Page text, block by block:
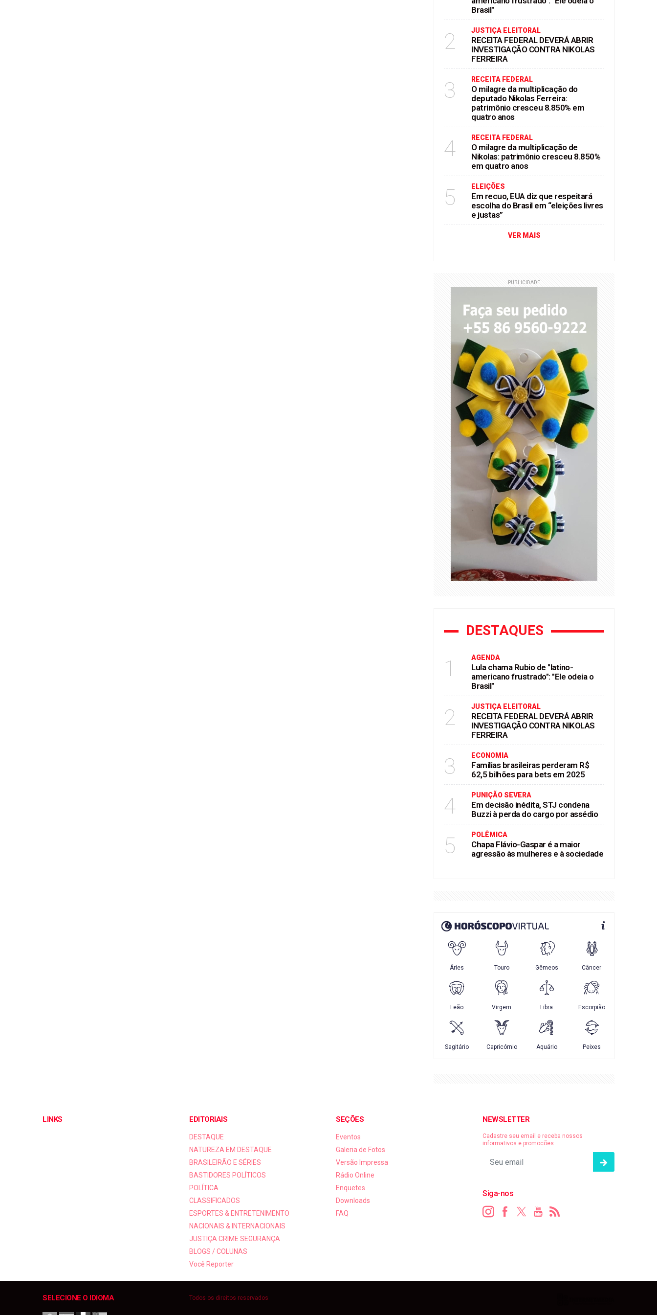
Brasil"
2 JUSTIÇA ELEITORAL
RECEITA FEDERAL DEVERÁ ABRIR
INVESTIGAÇÃO CONTRA NIKOLAS
FERREIRA
3 RECEITA FEDERAL
O milagre da multiplicação do
deputado Nikolas Ferreira:
patrimônio cresceu 8.850% em
quatro anos
4 RECEITA FEDERAL
O milagre da multiplicação de
Nikolas: patrimônio cresceu 8.850%
em quatro anos
5 ELEIÇÕES
Em recuo, EUA diz que respeitará
escolha do Brasil em “eleições livres
e justas”
VER MAIS
PUBLICIDADE
DESTAQUES
1 AGENDA
Lula chama Rubio de "latino-
americano frustrado": "Ele odeia o
Brasil"
2 JUSTIÇA ELEITORAL
RECEITA FEDERAL DEVERÁ ABRIR
INVESTIGAÇÃO CONTRA NIKOLAS
FERREIRA
3 ECONOMIA
Famílias brasileiras perderam R$
62,5 bilhões para bets em 2025
4 PUNIÇÃO SEVERA
Em decisão inédita, STJ condena
Buzzi à perda do cargo por assédio
5 POLÊMICA
Chapa Flávio-Gaspar é a maior
agressão às mulheres e à sociedade
LINKS EDITORIAIS
DESTAQUE
NATUREZA EM DESTAQUE
BRASILEIRÃO E SÉRIES
BASTIDORES POLÍTICOS
POLÍTICA
CLASSIFICADOS
ESPORTES & ENTRETENIMENTO
NACIONAIS & INTERNACIONAIS
JUSTIÇA CRIME SEGURANÇA
BLOGS / COLUNAS
Você Reporter
SEÇÕES
Eventos
Galeria de Fotos
Versão Impressa
Rádio Online
Enquetes
Downloads
FAQ
NEWSLETTER
Cadastre seu email e receba nossos
informativos e promocões .
Siga-nos
SELECIONE O IDIOMA Todos os direitos reservados